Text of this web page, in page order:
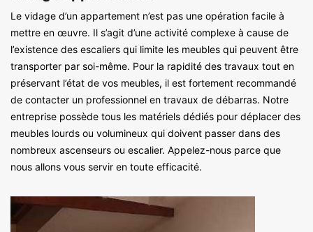
Le vidage d’un appartement n’est pas une opération facile à
mettre en œuvre. Il s’agit d’une activité complexe à cause de
l’existence des escaliers qui limite les meubles qui peuvent être
transporter par soi-même. Pour la rapidité des travaux tout en
préservant l’état de vos meubles, il est fortement recommandé
de contacter un professionnel en travaux de débarras. Notre
entreprise possède tous les matériels dédiés pour déplacer des
meubles lourds ou volumineux qui doivent passer dans des
nombreux ascenseurs ou escalier. Appelez-nous parce que
nous allons vous servir en toute efficacité.